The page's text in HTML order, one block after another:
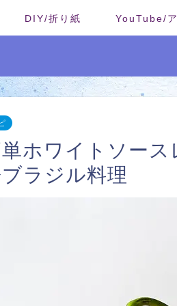
DIY/折り紙 YouTube/
ホワイトソース
ラジル料理